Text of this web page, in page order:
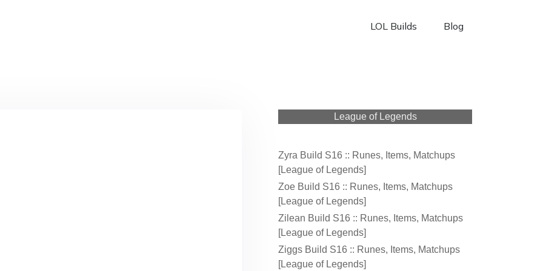
LOL Builds Blog
League of Legends
Zyra Build S16 :: Runes, Items, Matchups
[League of Legends]
Zoe Build S16 :: Runes, Items, Matchups
[League of Legends]
Zilean Build S16 :: Runes, Items, Matchups
[League of Legends]
Ziggs Build S16 :: Runes, Items, Matchups
[League of Legends]